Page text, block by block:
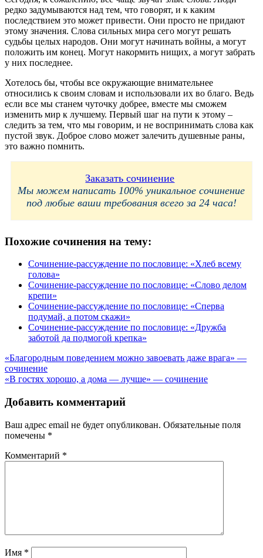
редко задумываются над тем, что говорят, и к каким
последствием это может привести. Они просто не придают
этому значения. Слова сильных мира сего могут решать
судьбы целых народов. Они могут начинать войны, а могут
положить им конец. Могут накормить нищих, а могут забрать
у них последнее.
Хотелось бы, чтобы все окружающие внимательнее
относились к своим словам и использовали их во благо. Ведь
если все мы станем чуточку добрее, вместе мы сможем
изменить мир к лучшему. Первый шаг на пути к этому –
следить за тем, что мы говорим, и не воспринимать слова как
пустой звук. Доброе слово может залечить душевные раны,
это важно помнить.
Заказать сочинение
Мы можем написать 100% уникальное сочинение
под любые ваши требования всего за 24 часа!
Похожие сочинения на тему:
Сочинение-рассуждение по пословице: «Хлеб всему
голова»
Сочинение-рассуждение по пословице: «Слово делом
крепи»
Сочинение-рассуждение по пословице: «Сперва
подумай, а потом скажи»
Сочинение-рассуждение по пословице: «Дружба
заботой да подмогой крепка»
Навигация
по
«Благородным поведением можно завоевать даже врага» —
сочинение
«В гостях хорошо, а дома — лучше» — сочинение
Добавить комментарий
Ваш адрес email не будет опубликован. Обязательные поля
помечены *
Комментарий *
Имя *